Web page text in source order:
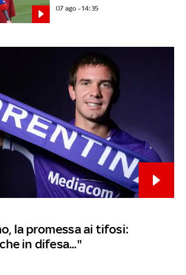
07 ago - 14:35
la promessa ai tifosi:
in difesa..."